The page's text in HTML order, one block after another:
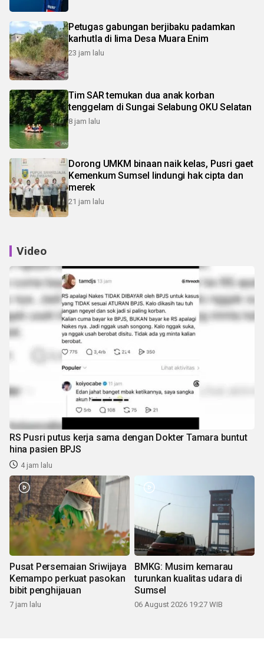
Petugas gabungan berjibaku padamkan
karhutla di lima Desa Muara Enim
23 jam lalu
Tim SAR temukan dua anak korban
tenggelam di Sungai Selabung OKU Selatan
8 jam lalu
Dorong UMKM binaan naik kelas, Pusri gaet
Kemenkum Sumsel lindungi hak cipta dan
merek
21 jam lalu
Video
RS Pusri putus kerja sama dengan Dokter Tamara buntut
hina pasien BPJS
4 jam lalu
Pusat Persemaian Sriwijaya
Kemampo perkuat pasokan
bibit penghijauan
7 jam lalu
BMKG: Musim kemarau
turunkan kualitas udara di
Sumsel
06 August 2026 19:27 WIB